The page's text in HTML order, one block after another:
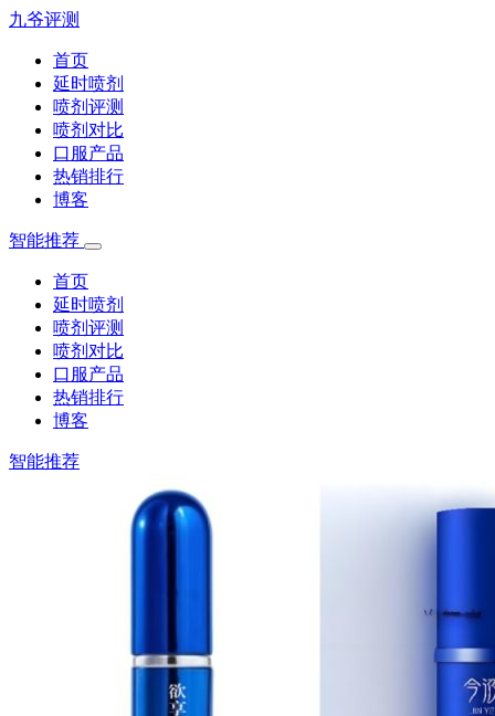
九爷评测
首页
延时喷剂
喷剂评测
喷剂对比
口服产品
热销排行
博客
智能推荐
首页
延时喷剂
喷剂评测
喷剂对比
口服产品
热销排行
博客
智能推荐